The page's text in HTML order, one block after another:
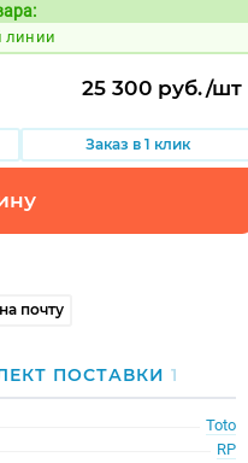
Код:
568419
линии
25 300 руб./шт
Заказ в 1 клик
почту
ПОСТАВКИ 1
Toto
RP